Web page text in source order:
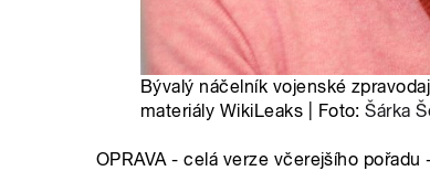
Bývalý náčelník vojenské
materiály WikiLeaks | Foto:Šárka
OPRAVA - celá verze včerejšího